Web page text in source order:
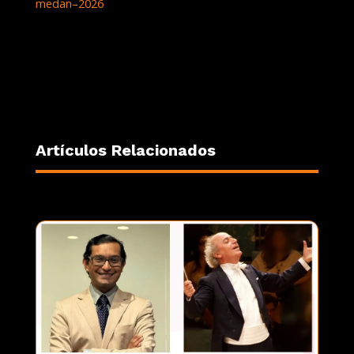
Artículos Relacionados